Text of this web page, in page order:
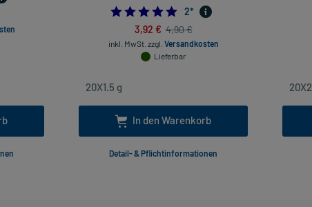
5.0
2*
3,92 € 4,90 €
inkl. MwSt. zzgl. Versandkosten
Lieferbar
In den Warenkorb
Detail- & Pflichtinformationen